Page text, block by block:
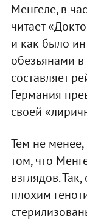
Менгеле, в
читает
и как было
обезьянами в
составляет
Германия
своей
Тем не менее,
том, что
взглядов.
плохим